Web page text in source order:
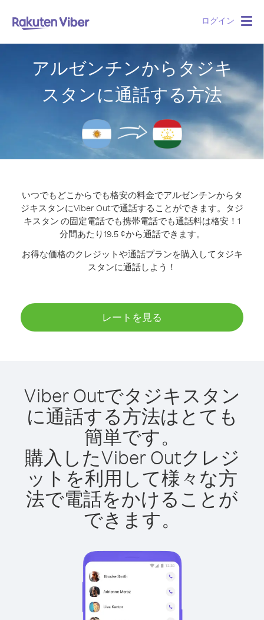
ログイン
アルゼンチンからタジキ
スタンに通話する方法
いつでもどこからでも格安の料金でアルゼンチンからタ
ジキスタンにViber Outで通話することができます。
タジ
キスタン の固定電話でも携帯電話でも通話料は格安！1
分間あたり19.5 ¢から通話できます。
お得な価格のクレジットや通話プランを購入してタジキ
スタンに通話しよう！
レートを見る
Viber Outでタジキスタン
に通話する方法はとても
簡単です。
購入したViber Outクレジ
ットを利用して様々な方
法で電話をかけることが
できます。